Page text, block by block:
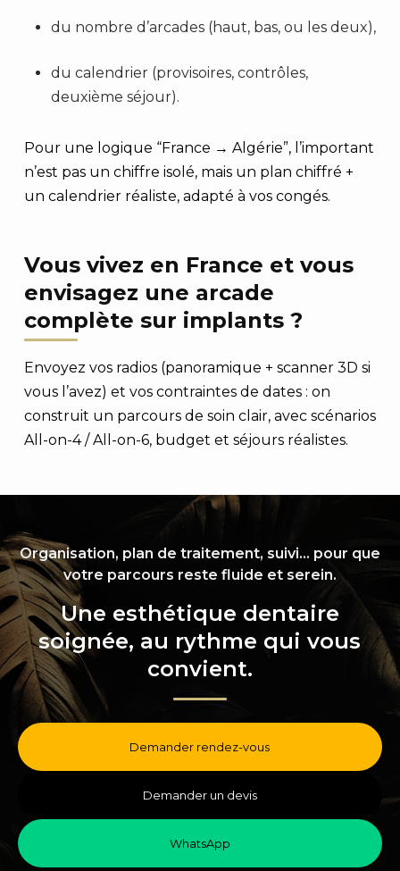
du nombre d’arcades (haut, bas, ou les deux),
du calendrier (provisoires, contrôles,
deuxième séjour).
Pour une logique “France → Algérie”, l’important
n’est pas un chiffre isolé, mais un plan chiffré +
un calendrier réaliste, adapté à vos congés.
Vous vivez en France et vous
envisagez une arcade
complète sur implants ?
Envoyez vos radios (panoramique + scanner 3D si
vous l’avez) et vos contraintes de dates : on
construit un parcours de soin clair, avec scénarios
All-on-4 / All-on-6, budget et séjours réalistes.
Organisation, plan de traitement, suivi… pour que
votre parcours reste fluide et serein.
Une esthétique dentaire
soignée, au rythme qui vous
convient.
Demander rendez-vous
Demander un devis
WhatsApp